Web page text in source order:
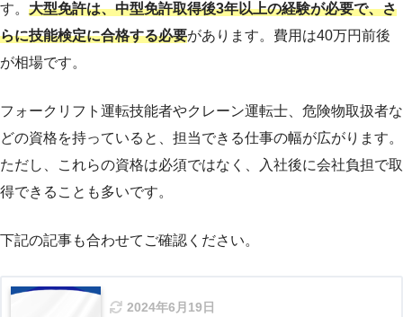
す。 大型免許は、中型免許取得後3年以上の経験が必要で、さ
らに技能検定に合格する必要があります。費用は40万円前後
が相場です。
フォークリフト運転技能者やクレーン運転士、危険物取扱者な
どの資格を持っていると、担当できる仕事の幅が広がります。
ただし、これらの資格は必須ではなく、入社後に会社負担で取
得できることも多いです。
下記の記事も合わせてご確認ください。
2024年6月19日